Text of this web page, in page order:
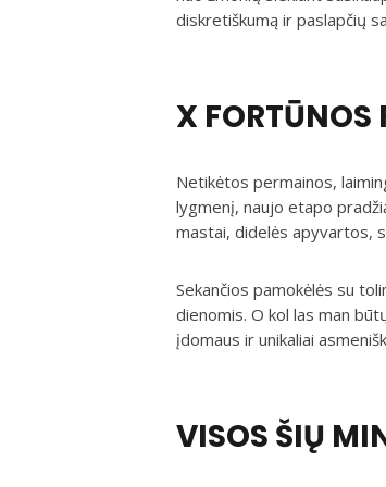
diskretiškumą ir paslapčių
X FORTŪNOS
Netikėtos permainos,
lygmenį, naujo etapo
mastai, didelės apyvartos,
Sekančios pamokėlės su
dienomis. O kol las man
įdomaus ir unikaliai
VISOS ŠIŲ